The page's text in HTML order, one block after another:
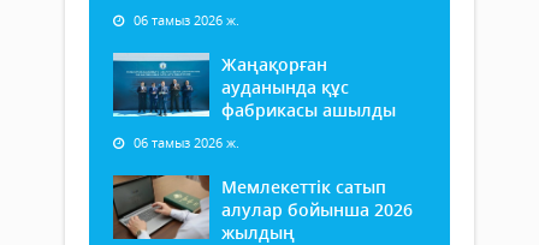
06 тамыз 2026 ж.
Жаңақорған
ауданында құс
фабрикасы ашылды
06 тамыз 2026 ж.
Мемлекеттік сатып
алулар бойынша 2026
жылдың